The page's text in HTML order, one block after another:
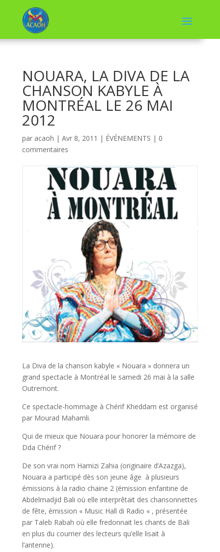
NOUARA, LA DIVA DE LA
CHANSON KABYLE À
MONTRÉAL LE 26 MAI
2012
par acaoh | Avr 8, 2011 | ÉVÉNEMENTS | 0
commentaires
La Diva de la chanson kabyle « Nouara » donnera un
grand spectacle à Montréal le samedi 26 mai à la salle
Outremont.
Ce spectacle-hommage à Chérif Kheddam est organisé
par Mourad Mahamli.
Qui de mieux que Nouara pour honorer la mémoire de
Dda Chérif ?
De son vrai nom Hamizi Zahia (originaire d’Azazga),
Nouara a participé dès son jeune âge à plusieurs
émissions à la radio chaine 2 (émission enfantine de
Abdelmadjid Bali où elle interprêtait des chansonnettes
de fête, émission « Music Hall di Radio « , présentée
par Taleb Rabah où elle fredonnait les chants de Bali
en plus du courrier des lecteurs qu’elle lisait à
l’antenne).